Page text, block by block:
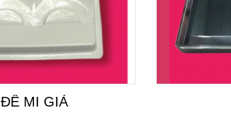
ĐẾ MI GIẢ